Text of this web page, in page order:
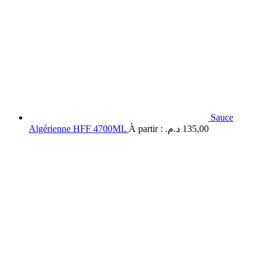
Sauce
Algérienne HFF 4700ML À partir : 135,00 د.م.